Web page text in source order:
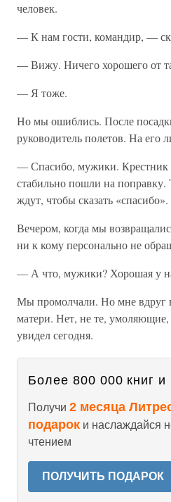
человек.
— К нам гости, командир, —
— Вижу. Ничего хорошего от
— Я тоже.
Но мы ошиблись. После
руководитель полетов. На его
— Спасибо, мужики. Крестник
стабильно пошли на поправку.
ждут, чтобы сказать «спасибо».
Вечером, когда мы
ни к кому персонально не
— А что, мужики? Хорошая у
Мы промолчали. Но мне вдруг
матери. Нет, не те, умоляющие,
увидел сегодня.
Более 800 000 книг и
Получи 2 месяца
подарок и наслаждайся
чтением
ПОЛУЧИТЬ ПОДАРОК